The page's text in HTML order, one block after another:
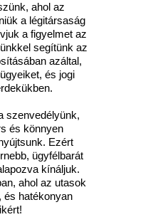
ahol az
a légitársaság
a figyelmet az
segítünk az
azáltal,
és jogi
szenvedélyünk,
és könnyen
Ezért
ügyfélbarát
kínáljuk.
ahol az utasok
és hatékonyan